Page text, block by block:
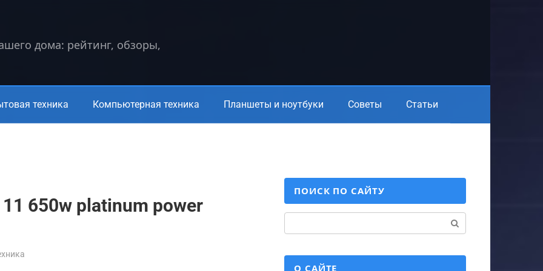
дома: рейтинг, обзоры,
техника Компьютерная техника Планшеты и ноутбуки Советы Статьи
650w platinum power
ПОИСК ПО САЙТУ
О САЙТЕ